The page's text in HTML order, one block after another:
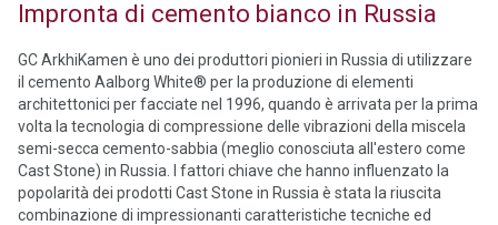
Impronta di cemento bianco in Russia
GC ArkhiKamen è uno dei produttori pionieri in Russia di utilizzare
il cemento Aalborg White® per la produzione di elementi
architettonici per facciate nel 1996, quando è arrivata per la prima
volta la tecnologia di compressione delle vibrazioni della miscela
semi-secca cemento-sabbia (meglio conosciuta all'estero come
Cast Stone) in Russia. I fattori chiave che hanno influenzato la
popolarità dei prodotti Cast Stone in Russia è stata la riuscita
combinazione di impressionanti caratteristiche tecniche ed